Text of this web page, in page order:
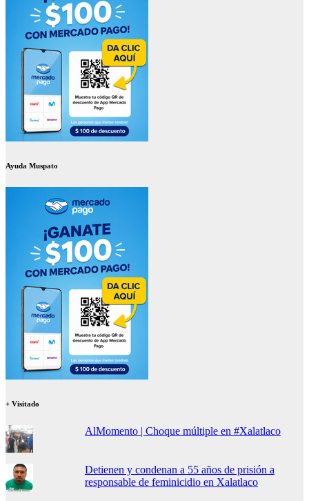
Ayuda Muspato
+ Visitado
AlMomento | Choque múltiple en #Xalatlaco
Detienen y condenan a 55 años de prisión a
responsable de feminicidio en Xalatlaco